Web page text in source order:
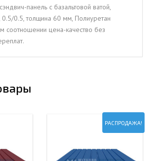
панель с базальтовой ватой,
0.5, толщина 60 мм, Полиуретан
соотношении цена-качество без
РАСПРОДАЖА!